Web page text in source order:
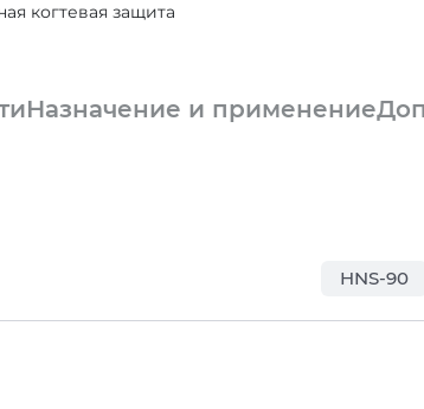
когтевая защита
Назначение и применение
HNS-90